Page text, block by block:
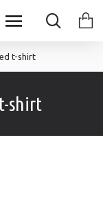
t-shirt
shirt